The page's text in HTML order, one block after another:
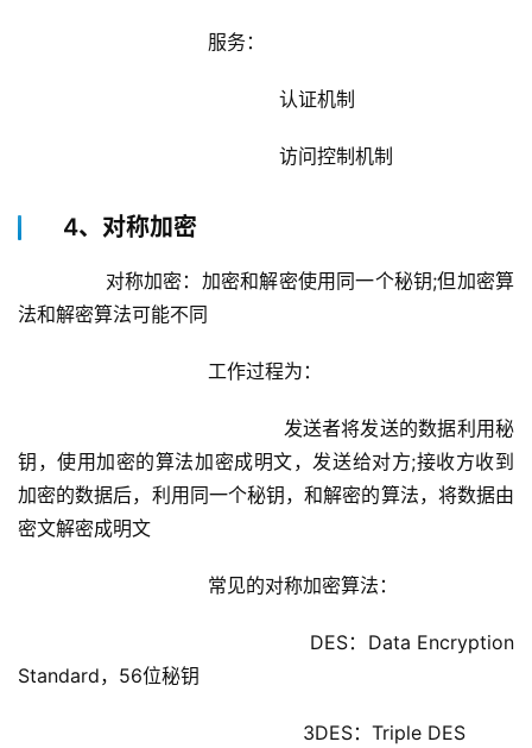
		                服务：
			                    认证机制
			                    访问控制机制
4、对称加密
对称加密：加密和解密使用同一个秘钥;但加密算
法和解密算法可能不同
			        工作过程为：
钥，使用加密的算法加密成明文，发送给对方;接收方收到
加密的数据后，利用同一个秘钥，和解密的算法，将数据由
密文解密成明文
			        常见的对称加密算法：
Standard，56位秘钥
				                3DES：Triple DES